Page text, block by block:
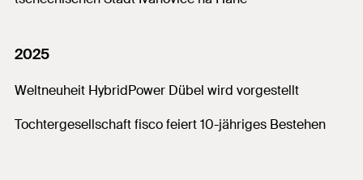
2025
Weltneuheit HybridPower Dübel wird vorgestellt
Tochtergesellschaft fisco feiert 10-jähriges Bestehen